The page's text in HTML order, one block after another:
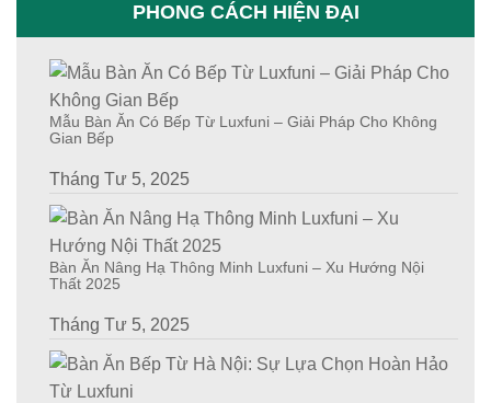
PHONG CÁCH HIỆN ĐẠI
Mẫu Bàn Ăn Có Bếp Từ Luxfuni – Giải Pháp Cho Không
Gian Bếp
Tháng Tư 5, 2025
Bàn Ăn Nâng Hạ Thông Minh Luxfuni – Xu Hướng Nội
Thất 2025
Tháng Tư 5, 2025